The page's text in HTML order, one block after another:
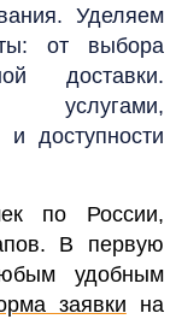
Уделяем
от выбора
доставки.
услугами,
доступности
по России,
В первую
удобным
заявки на